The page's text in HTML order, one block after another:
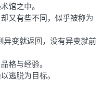
馆之中。
又有些不同，似乎被称为
异变就返回，没有异变就前
格与经验。
逃脱为目标。